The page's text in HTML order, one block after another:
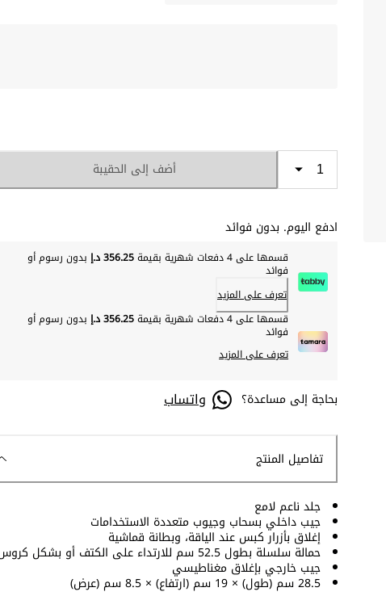
أضف إلى الحقيبة
ادفع اليوم. بدون فوائد
قسمها على 4 دفعات شهرية بقيمة 356.25 د.إ بدون رسوم أو
فوائد
تعرف على المزيد
قسمها على 4 دفعات شهرية بقيمة
356.25 د.إ بدون رسوم أو
فوائد
تعرف على المزيد
بحاجة إلى مساعدة؟ واتساب
تفاصيل المنتج
جلد ناعم لامع
جيب داخلي بسحاب وجيوب متعددة الاستخدامات
إغلاق بأزرار كبس عند الياقة، وبطانة قماشية
حمالة سلسلة بطول 52.5 سم للارتداء على الكتف أو بشكل كروس
جيب خارجي بإغلاق مغناطيسي
28.5 سم (طول) × 19 سم (ارتفاع) × 8.5 سم (عرض)